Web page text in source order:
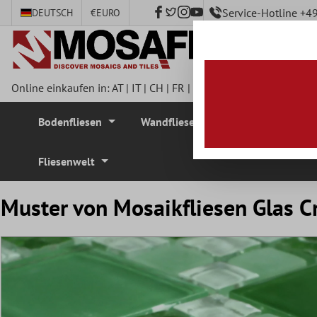
springen
DEUTSCH €EURO Service-Hotline
Online einkaufen in:AT| IT| CH | FR |
Bodenfliesen Wandfliesen
Fliesenwelt
Muster von Mosaikfliesen Glas